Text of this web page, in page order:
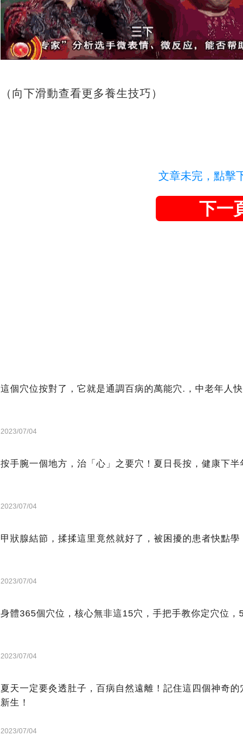
（向下滑動查看更多養生技巧）
文章未完，點擊
下一
這個穴位按對了，它就是通調百病的萬能穴.，中老年人
2023/07/04
按手腕一個地方，治「心」之要穴！夏日長按，健康下半
2023/07/04
甲狀腺結節，揉揉這里竟然就好了，被困擾的患者快點學
2023/07/04
身體365個穴位，核心無非這15穴，手把手教你定穴位，
2023/07/04
夏天一定要灸透肚子，百病自然遠離！記住這四個神奇的
新生！
2023/07/04